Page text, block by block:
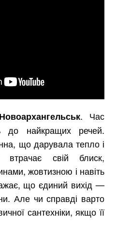
. Час
до найкращих речей.
що дарувала тепло і
втрачає свій блиск,
жовтизною і навіть
що єдиний вихід —
Але чи справді варто
сантехніки, якщо її